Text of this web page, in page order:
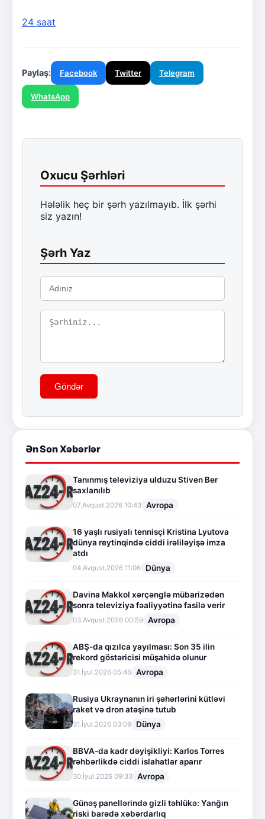
24 saat
Paylaş: Facebook Twitter Telegram
WhatsApp
Oxucu Şərhləri
Hələlik heç bir şərh yazılmayıb. İlk şərhi
siz yazın!
Şərh Yaz
Göndər
Ən Son Xəbərlər
Tanınmış televiziya ulduzu Stiven Ber
saxlanılıb
07.Avqust.2026 10:43 Avropa
16 yaşlı rusiyalı tennisçi Kristina Lyutova
dünya reytinqində ciddi irəliləyişə imza
atdı
04.Avqust.2026 11:06 Dünya
Davina Makkol xərçənglə mübarizədən
sonra televiziya fəaliyyətinə fasilə verir
03.Avqust.2026 00:59 Avropa
ABŞ-da qızılca yayılması: Son 35 ilin
rekord göstəricisi müşahidə olunur
31.İyul.2026 05:46 Avropa
Rusiya Ukraynanın iri şəhərlərini kütləvi
raket və dron atəşinə tutub
31.İyul.2026 03:09 Dünya
BBVA-da kadr dəyişikliyi: Karlos Torres
rəhbərlikdə ciddi islahatlar aparır
30.İyul.2026 09:33 Avropa
Günəş panellərində gizli təhlükə: Yanğın
riski barədə xəbərdarlıq